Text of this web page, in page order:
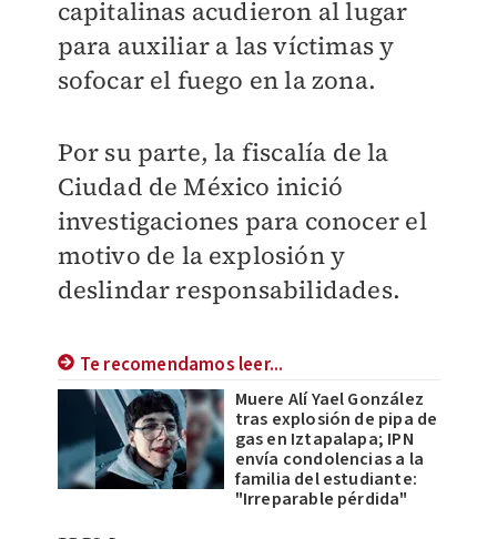
capitalinas acudieron al lugar
para auxiliar a las víctimas y
sofocar el fuego en la zona.
Por su parte, la fiscalía de la
Ciudad de México inició
investigaciones para conocer el
motivo de la explosión y
deslindar responsabilidades.
Te recomendamos leer...
Muere Alí Yael González
tras explosión de pipa de
gas en Iztapalapa; IPN
envía condolencias a la
familia del estudiante:
"Irreparable pérdida"